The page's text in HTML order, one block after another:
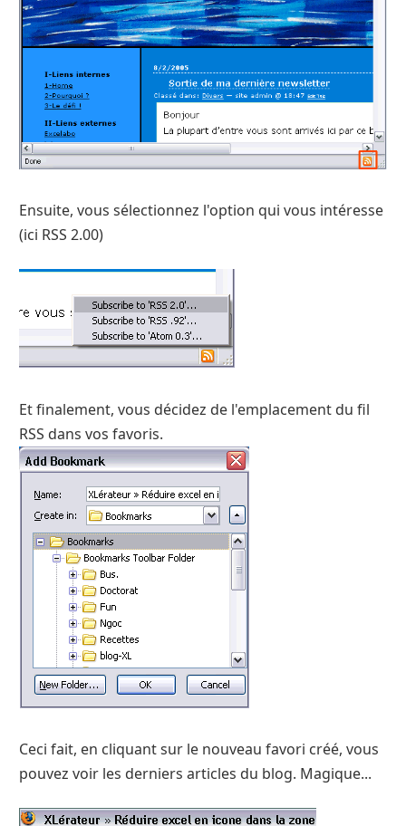
Ensuite, vous sélectionnez l'option qui vous intéresse
(ici RSS 2.00)
Et finalement, vous décidez de l'emplacement du fil
RSS dans vos favoris.
Ceci fait, en cliquant sur le nouveau favori créé, vous
pouvez voir les derniers articles du blog. Magique...